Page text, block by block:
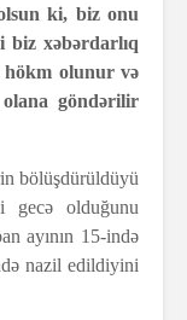
ki, biz onu
xəbərdarlıq
hökm olunur və
göndərilir
bölüşdürüldüyü
gecə olduğunu
ayının 15-ində
nazil edildiyini